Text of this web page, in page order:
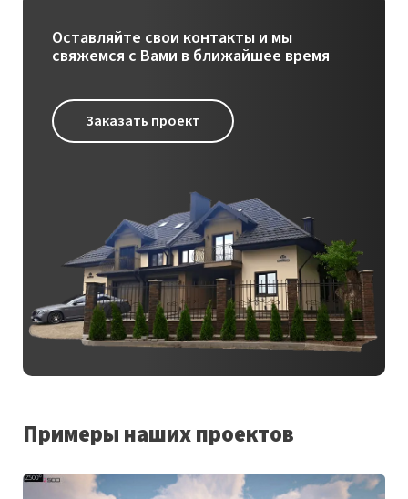
Оставляйте свои контакты и мы
свяжемся с Вами в ближайшее время
Заказать проект
Примеры наших проектов